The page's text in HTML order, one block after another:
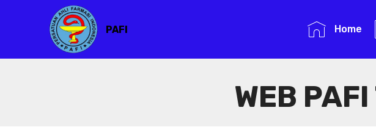
PAFI Home
WEB